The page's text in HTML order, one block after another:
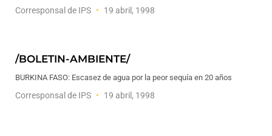
Corresponsal de IPS 19 abril, 1998
/BOLETIN-AMBIENTE/
BURKINA FASO: Escasez de agua por la peor sequía en 20 años
Corresponsal de IPS 19 abril, 1998